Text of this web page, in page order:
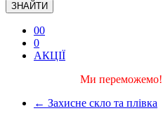
ЗНАЙТИ
00
0
АКЦІЇ
Ми переможемо!
← Захисне скло та плівка